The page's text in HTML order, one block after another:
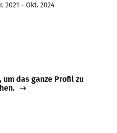
2021 - Okt. 2024
um das ganze Profil zu